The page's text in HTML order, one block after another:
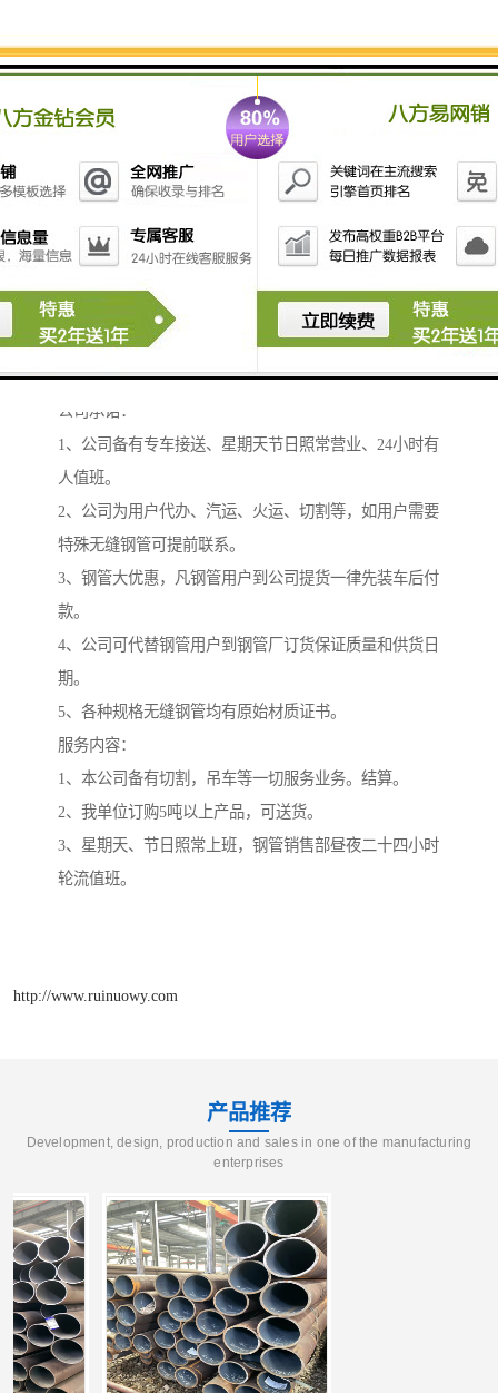
聊城睿诺伟业钢铁销售有限公司是供应Q420C方矩管、
Q460B无缝方矩管、Q690C方管、Q355D无缝方矩管、
Q390B无缝方矩管。T700L焊接方管.Q980挂车管的厂
家，公司生产的高强方管国内外各大工程建筑。
睿诺伟业卷管产品执行标准为：GB/T50205-2001、
石油、化工、气输送、打桩及城市供水、供热、供气等
公司拥有完善的大型卷管，厚壁卷管，是可生产各种规
格各种壁厚的大型卷管。睿诺伟业的厚壁卷管大型卷管
产品销往全国各大型企业，深受客户信赖与。
公司承诺：
1、公司备有专车接送、星期天节日照常营业、24小时有
人值班。
2、公司为用户代办、汽运、火运、切割等，如用户需要
特殊无缝钢管可提前联系。
3、钢管大优惠，凡钢管用户到公司提货一律先装车后付
款。
4、公司可代替钢管用户到钢管厂订货保证质量和供货日
期。
5、各种规格无缝钢管均有原始材质证书。
服务内容：
1、本公司备有切割，吊车等一切服务业务。结算。
2、我单位订购5吨以上产品，可送货。
3、星期天、节日照常上班，钢管销售部昼夜二十四小时
轮流值班。
http://www.ruinuowy.com
产品推荐
Development, design, production and sales in one of the manufacturing
enterprises